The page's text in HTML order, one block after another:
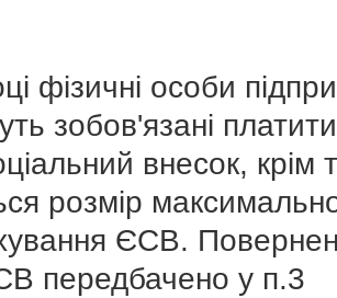
фізичні особи
зобов'язані платити
внесок, крім
розмір
ЄСВ.
передбачено у п.3